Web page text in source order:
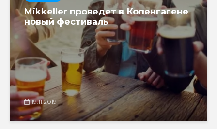
Mikkeller проведет в Копенгагене
новый фестиваль
19.11.2019